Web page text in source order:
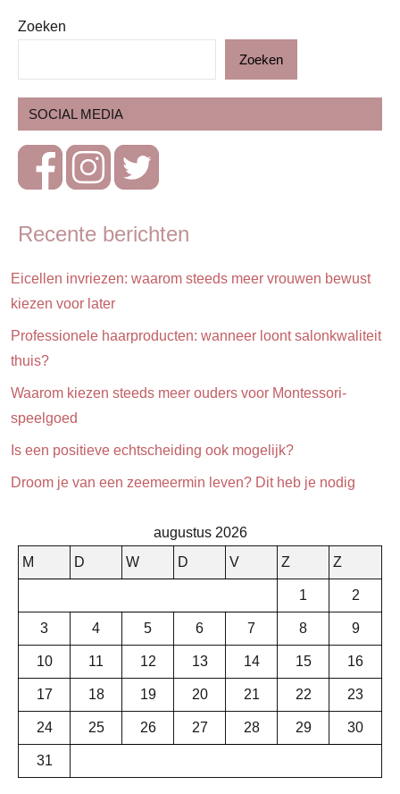
Afscheid
Zwangerschap
Zoeken
Zoeken
SOCIAL MEDIA
Recente berichten
Eicellen invriezen: waarom steeds meer vrouwen bewust
kiezen voor later
Professionele haarproducten: wanneer loont salonkwaliteit
thuis?
Waarom kiezen steeds meer ouders voor Montessori-
speelgoed
Is een positieve echtscheiding ook mogelijk?
Droom je van een zeemeermin leven? Dit heb je nodig
augustus 2026
M
D W D V Z Z
1 2
3 4 5 6 7 8 9
10 11 12 13 14 15 16
17 18 19 20 21 22 23
24 25 26 27 28 29 30
31